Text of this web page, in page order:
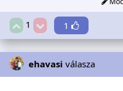
1 1
ehavasi válasza